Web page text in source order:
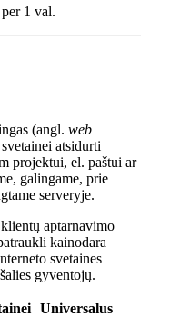
1 val.
(angl. web
atsidurti
projektui, el. paštui ar
galingame, prie
serveryje.
aptarnavimo
kainodara
svetaines
gyventojų.
Universalus